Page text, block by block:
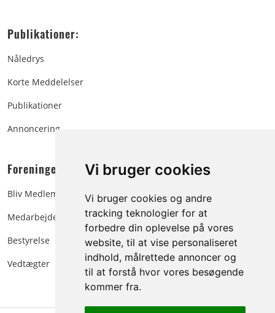
Vi bruger cookies
Vi bruger cookies og andre
tracking teknologier for at
forbedre din oplevelse på vores
website, til at vise personaliseret
indhold, målrettede annoncer og
til at forstå hvor vores besøgende
kommer fra.
Publikationer:
Nåledrys
Korte Meddelelser
Publikationer
Annoncering
Foreningen:
Bliv Medlem
Medarbejdere
Bestyrelse
Vedtægter